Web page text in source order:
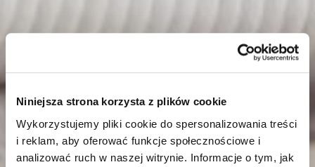
Niniejsza strona korzysta z plików cookie
Wykorzystujemy pliki cookie do spersonalizowania treści
i reklam, aby oferować funkcje społecznościowe i
analizować ruch w naszej witrynie. Informacje o tym, jak